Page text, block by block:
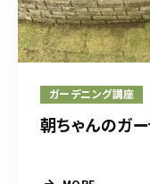
ガーデニング講座
朝ちゃんのガ